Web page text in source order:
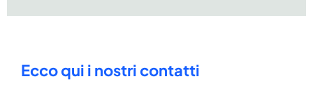
Ecco qui i nostri contatti